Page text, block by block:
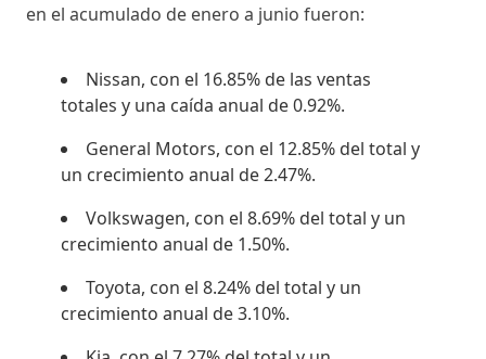
en el acumulado de enero a junio fueron:
Nissan, con el 16.85% de las ventas
totales y una caída anual de 0.92%.
General Motors, con el 12.85% del total y
un crecimiento anual de 2.47%.
Volkswagen, con el 8.69% del total y un
crecimiento anual de 1.50%.
Toyota, con el 8.24% del total y un
crecimiento anual de 3.10%.